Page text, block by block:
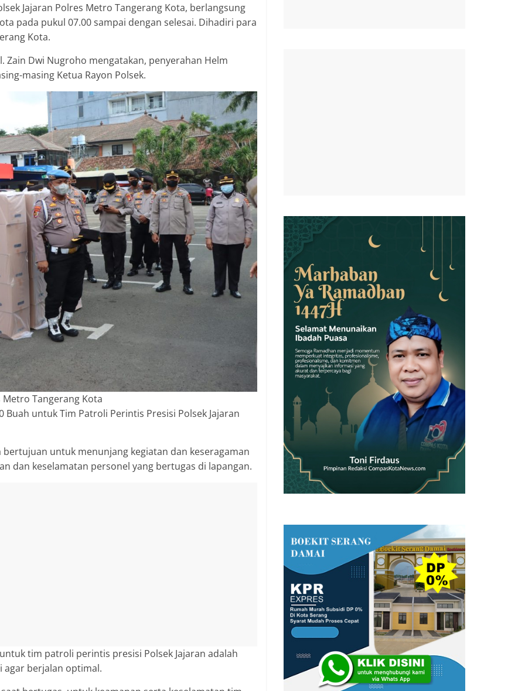
Jajaran Polres Metro Tangerang Kota, berlangsung
pada pukul 07.00 sampai dengan selesai. Dihadiri para
Kota.
Zain Dwi Nugroho mengatakan, penyerahan Helm
masing Ketua Rayon Polsek.
Metro Tangerang Kota
untuk Tim Patroli Perintis Presisi Polsek Jajaran
untuk menunjang kegiatan dan keseragaman
dan keselamatan personel yang bertugas di lapangan.
tim patroli perintis presisi Polsek Jajaran adalah
berjalan optimal.